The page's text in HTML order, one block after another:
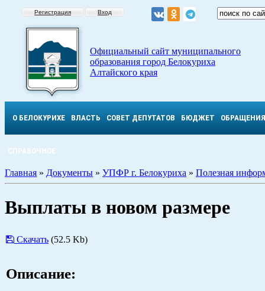
Регистрация Вход
Официальный сайт муниципального
образования город Белокуриха
Алтайского края
О БЕЛОКУРИХЕ ВЛАСТЬ СОВЕТ ДЕПУТАТОВ БЮДЖЕТ ОБРАЩЕНИЯ
СПРАВОЧНОЕ
Главная » Документы » УПФР г. Белокуриха » Полезная
Выплаты в новом размере
Скачать (52.5 Kb)
Описание: